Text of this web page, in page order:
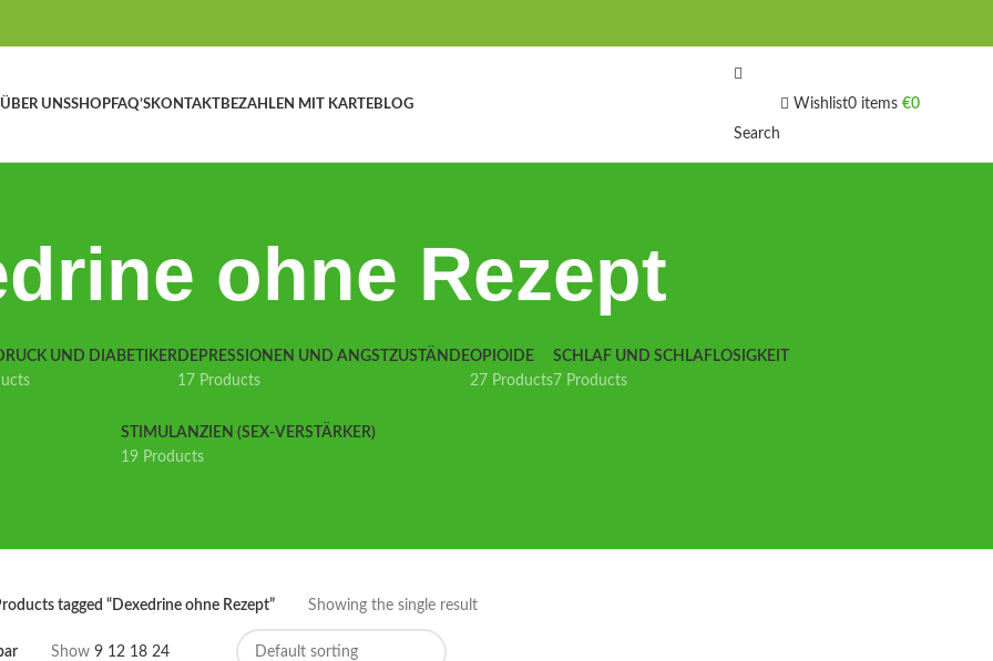
ÜBER UNSSHOPFAQ’SKONTAKTBEZAHLEN MIT KARTEBLOG
Search
Wishlist0 items €0
ohne Rezept
UND DIABETIKER DEPRESSIONEN UND ANGSTZUSTÄNDE
17 Products
OPIOIDE
27 Products
SCHLAF UND SCHLAFLOSIGKEIT
7 Products
STIMULANZIEN (SEX-VERSTÄRKER)
19 Products
tagged “Dexedrine ohne Rezept” Showing the single result
Show 9 12 18 24